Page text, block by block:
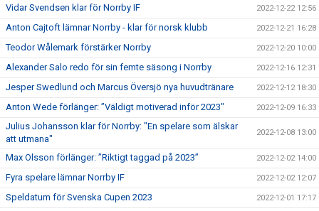
Vidar Svendsen klar för Norrby IF 2022-12-22 12:56
Anton Cajtoft lämnar Norrby - klar för norsk klubb 2022-12-21 16:28
Teodor Wålemark förstärker Norrby 2022-12-20 10:00
Alexander Salo redo för sin femte säsong i Norrby 2022-12-16 12:31
Jesper Swedlund och Marcus Översjö nya huvudtränare 2022-12-12 18:30
Anton Wede förlänger: ”Väldigt motiverad inför 2023" 2022-12-09 16:33
Julius Johansson klar för Norrby: "En spelare som älskar
att utmana"
2022-12-08 13:00
Max Olsson förlänger: ”Riktigt taggad på 2023” 2022-12-02 14:00
Fyra spelare lämnar Norrby IF 2022-12-02 12:07
Speldatum för Svenska Cupen 2023 2022-12-01 17:17